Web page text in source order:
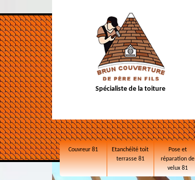
Spécialiste de la toiture
Couvreur 81
Etanchéité toit
terrasse 81
Pose et
réparation de
velux 81